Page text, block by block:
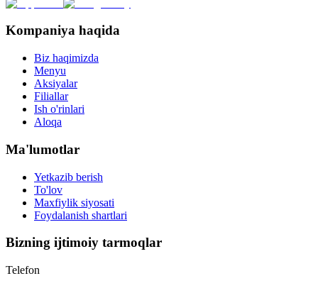
Kompaniya haqida
Biz haqimizda
Menyu
Aksiyalar
Filiallar
Ish o'rinlari
Aloqa
Ma'lumotlar
Yetkazib berish
To'lov
Maxfiylik siyosati
Foydalanish shartlari
Bizning ijtimoiy tarmoqlar
Telefon